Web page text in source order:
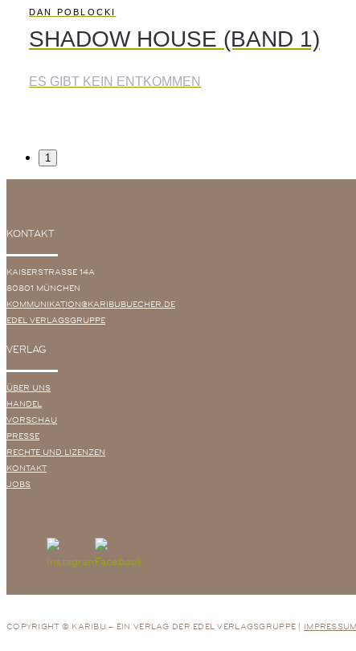
DAN POBLOCKI
SHADOW HOUSE (BAND 1)
ES GIBT KEIN ENTKOMMEN
1
KONTAKT
KAISERSTRASSE 14A
80801 MÜNCHEN
KOMMUNIKATION@KARIBUBUECHER.DE
EDEL VERLAGSGRUPPE
VERLAG
ÜBER UNS
HANDEL
VORSCHAU
PRESSE
RECHTE UND LIZENZEN
KONTAKT
JOBS
COPYRIGHT © KARIBU – EIN VERLAG DER EDEL VERLAGSGRUPPE | IMPRESSUM